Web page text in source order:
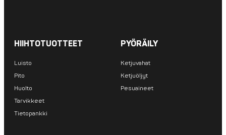
HIIHTOTUOTTEET
Luisto
Pito
Huolto
Tarvikkeet
Tietopankki
PYÖRÄILY
Ketjuvahat
Ketjuöljyt
Pesuaineet